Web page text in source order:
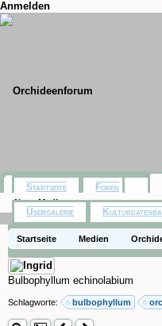
Anmelden
Startseite Medien
Bulbophyllum echinolabium
Schlagworte: bulbophyllum
Startseite Foren
Neue Medien
Usergalerie